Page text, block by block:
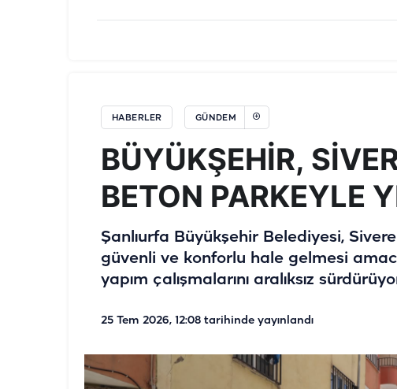
HABERLER GÜNDEM
BÜYÜKŞEHİR,
BETON PARKEYLE
Şanlıurfa Büyükşehir Belediyesi,
güvenli ve konforlu hale gelmesi
yapım çalışmalarını aralıksız
25 Tem 2026, 12:08 tarihinde yayınlandı